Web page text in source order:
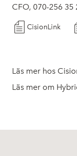
CFO, 070-256 35
CisionLink
Läs mer hos
Läs mer om